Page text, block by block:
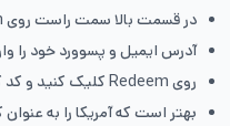
در قسمت بالا سمت راست روی log in کلیک کنید.
آدرس ایمیل و پسوورد خود را
روی Redeem کلیک کنید و کد گیفت کارت را وارد کنید.
بهتر است که آمریکا را به